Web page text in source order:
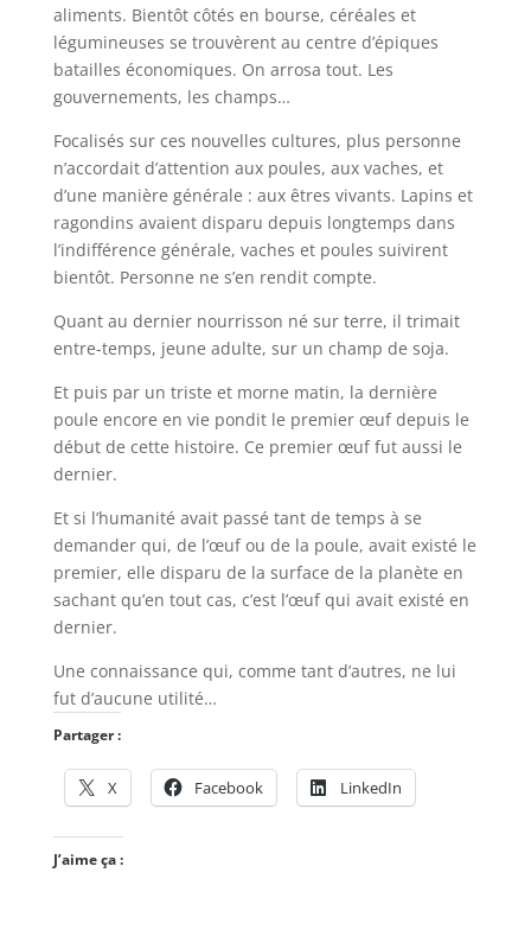
aliments. Bientôt côtés en bourse, céréales et
légumineuses se trouvèrent au centre d’épiques
batailles économiques. On arrosa tout. Les
gouvernements, les champs…
Focalisés sur ces nouvelles cultures, plus personne
n’accordait d’attention aux poules, aux vaches, et
d’une manière générale : aux êtres vivants. Lapins et
ragondins avaient disparu depuis longtemps dans
l’indifférence générale, vaches et poules suivirent
bientôt. Personne ne s’en rendit compte.
Quant au dernier nourrisson né sur terre, il trimait
entre-temps, jeune adulte, sur un champ de soja.
Et puis par un triste et morne matin, la dernière
poule encore en vie pondit le premier œuf depuis le
début de cette histoire. Ce premier œuf fut aussi le
dernier.
Et si l’humanité avait passé tant de temps à se
demander qui, de l’œuf ou de la poule, avait existé le
premier, elle disparu de la surface de la planète en
sachant qu’en tout cas, c’est l’œuf qui avait existé en
dernier.
Une connaissance qui, comme tant d’autres, ne lui
fut d’aucune utilité…
Partager :
X Facebook LinkedIn
J’aime ça :